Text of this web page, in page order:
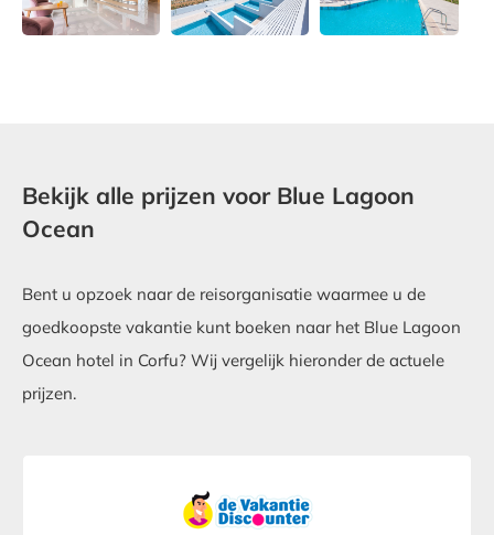
Bekijk alle prijzen voor Blue Lagoon
Ocean
Bent u opzoek naar de reisorganisatie waarmee u de
goedkoopste vakantie kunt boeken naar het Blue Lagoon
Ocean hotel in Corfu? Wij vergelijk hieronder de actuele
prijzen.